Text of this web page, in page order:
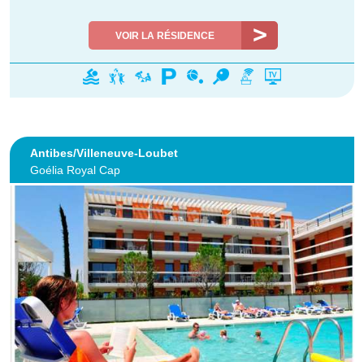
VOIR LA RÉSIDENCE
Antibes/Villeneuve-Loubet
Goélia Royal Cap